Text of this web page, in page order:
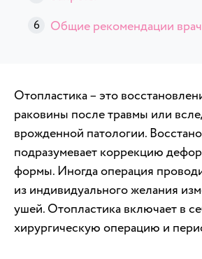
Общие рекомендации
Отопластика – это
раковины после травмы или
врожденной патологии.
подразумевает коррекцию
формы. Иногда операция
из индивидуального желания
ушей. Отопластика включает в
хирургическую операцию и